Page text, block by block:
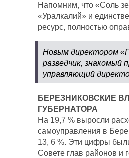
Напомним, что «Соль
«Уралкалий» и
ресурс, полностью
Новым директором
разведчик, знакомый
управляющий
БЕРЕЗНИКОВСКИЕ
ГУБЕРНАТОРА
На 19,7 % выросли
самоуправления в
13, 6 %. Эти цифры
Совете глав районов и